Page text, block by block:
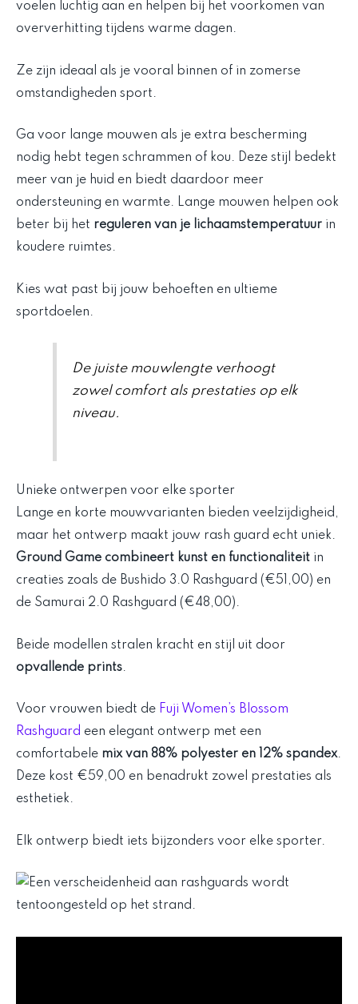
voelen luchtig aan en helpen bij het voorkomen van
oververhitting tijdens warme dagen.
Ze zijn ideaal als je vooral binnen of in zomerse
omstandigheden sport.
Ga voor lange mouwen als je extra bescherming
nodig hebt tegen schrammen of kou. Deze stijl bedekt
meer van je huid en biedt daardoor meer
ondersteuning en warmte. Lange mouwen helpen ook
beter bij het reguleren van je lichaamstemperatuur in
koudere ruimtes.
Kies wat past bij jouw behoeften en ultieme
sportdoelen.
De juiste mouwlengte verhoogt
zowel comfort als prestaties op elk
niveau.
Unieke ontwerpen voor elke sporter
Lange en korte mouwvarianten bieden veelzijdigheid,
maar het ontwerp maakt jouw rash guard echt uniek.
Ground Game combineert kunst en functionaliteit in
creaties zoals de Bushido 3.0 Rashguard (€51,00) en
de Samurai 2.0 Rashguard (€48,00).
Beide modellen stralen kracht en stijl uit door
opvallende prints.
Voor vrouwen biedt de Fuji Women’s Blossom
Rashguard een elegant ontwerp met een
comfortabele mix van 88% polyester en 12% spandex.
Deze kost €59,00 en benadrukt zowel prestaties als
esthetiek.
Elk ontwerp biedt iets bijzonders voor elke sporter.